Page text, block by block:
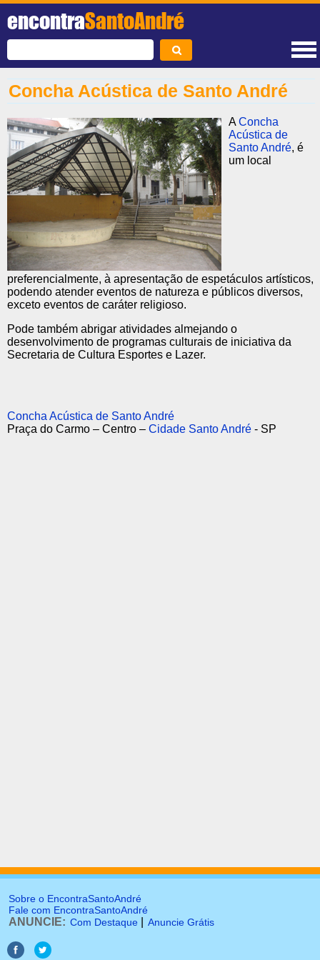
encontraSantoAndré
Concha Acústica de Santo André
AConcha
Acústica de
Santo André, é
um local
preferencialmente, à apresentação de espetáculos artísticos,
podendo atender eventos de natureza e públicos diversos,
exceto eventos de caráter religioso.
Pode também abrigar atividades almejando o
desenvolvimento de programas culturais de iniciativa da
Secretaria de Cultura Esportes e Lazer.
Concha Acústica de Santo André
Praça do Carmo – Centro – Cidade Santo André - SP
Sobre o EncontraSantoAndré
Fale com EncontraSantoAndré
ANUNCIE: Com Destaque Anuncie Grátis